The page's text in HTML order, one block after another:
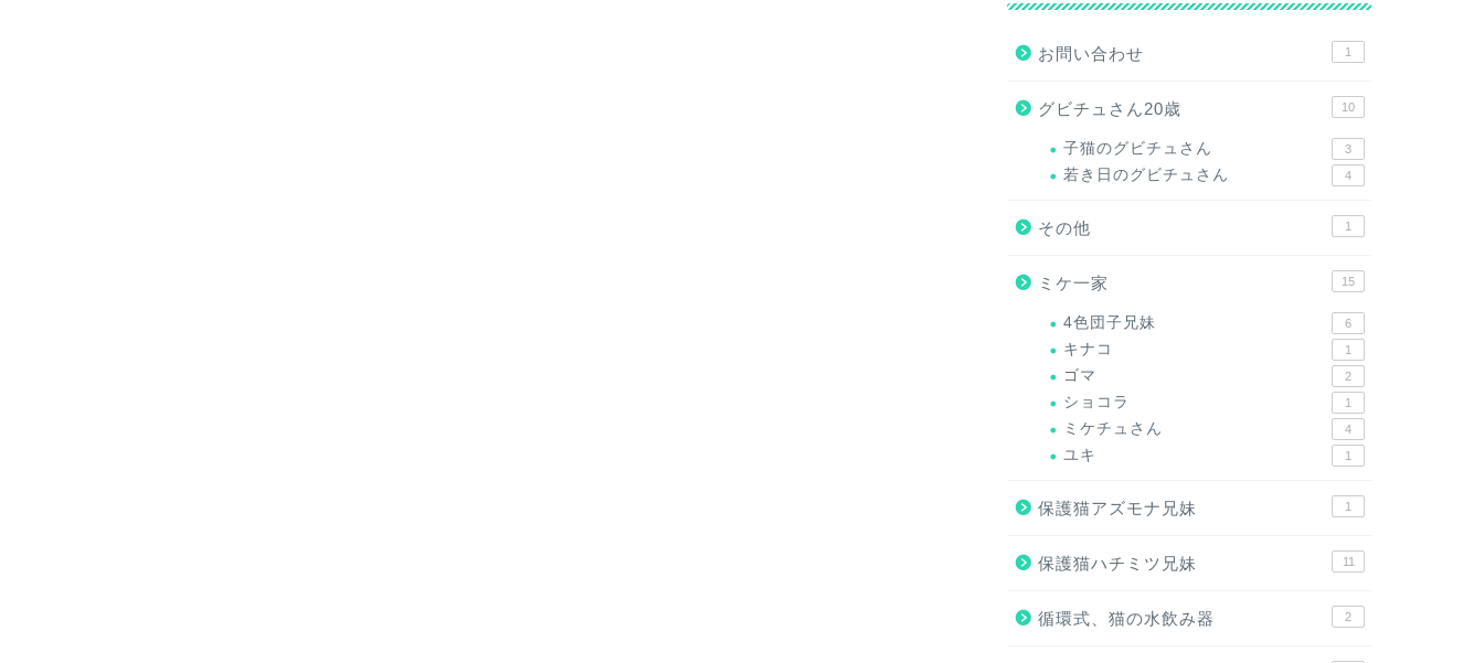
お問い合わせ 1
グビチュさん20歳 10
子猫のグビチュさん 3
若き日のグビチュさん 4
その他 1
ミケ一家 15
4色団子兄妹 6
キナコ 1
ゴマ 2
ショコラ 1
ミケチュさん 4
ユキ 1
保護猫アズモナ兄妹 1
保護猫ハチミツ兄妹 11
循環式、猫の水飲み器 2